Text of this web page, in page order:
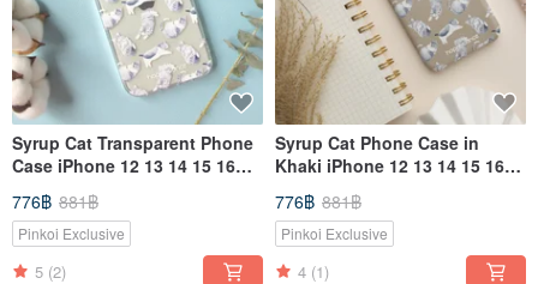
Syrup Cat Transparent Phone
Case iPhone 12 13 14 15 16
plus pro max
776฿ 881฿
Pinkoi Exclusive
5 (2)
Syrup Cat Phone Case in
Khaki iPhone 12 13 14 15 16
plus pro max
776฿ 881฿
Pinkoi Exclusive
4 (1)